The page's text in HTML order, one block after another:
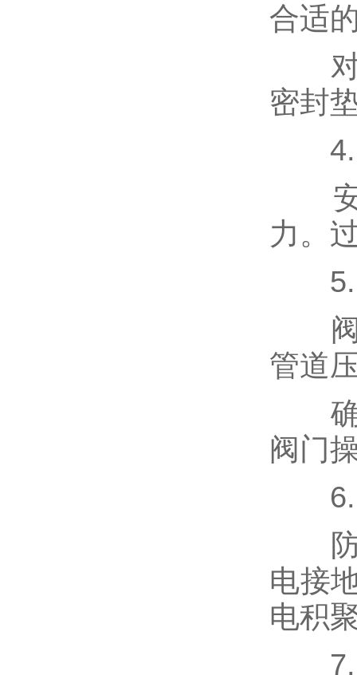
合适
对
密封
4.
安
力。
5.
阀
管道
确
阀门
6.
防
电接
电积
7.